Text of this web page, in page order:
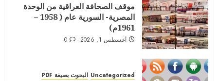
موقف الصحافة العراقية من الوحدة
المصرية- السورية عام ( 1958 –
1961م)
أغسطس 1, 2026 0
Uncategorized البحوث بصيغة PDF